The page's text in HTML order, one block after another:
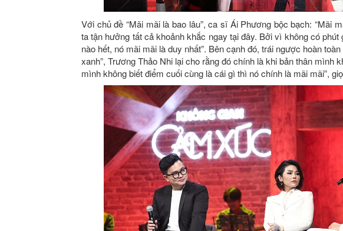
Với chủ đề “Mãi mãi là bao lâu”, ca sĩ Ái Phương bộc bạch: “Mãi
ta tận hưởng tất cả khoảnh khắc ngay tại đây. Bởi vì không có
nào hết, nó mãi mãi là duy nhất”. Bên cạnh đó, trái ngược hoàn
xanh”, Trương Thảo Nhi lại cho rằng đó chính là khi bản thân mình
mình không biết điểm cuối cùng là cái gì thì nó chính là mãi mãi”,